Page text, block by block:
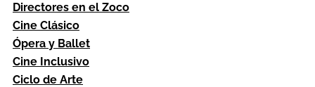
Directores en el Zoco
Cine Clásico
Ópera y Ballet
Cine Inclusivo
Ciclo de Arte